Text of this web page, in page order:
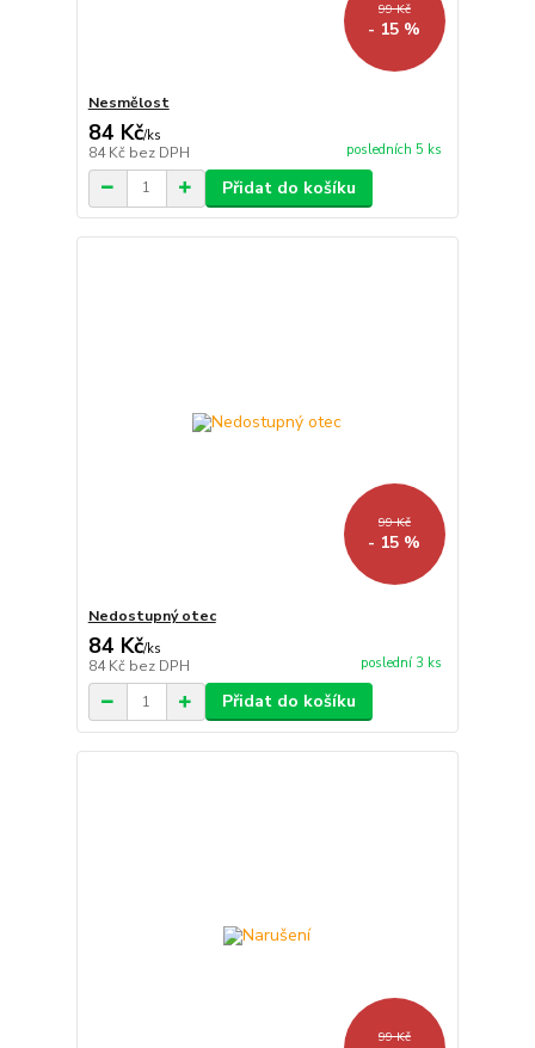
99 Kč
- 15 %
Nesmělost
84 Kč/ks
84 Kč bez DPH posledních 5 ks
Přidat do košíku
99 Kč
- 15 %
Nedostupný otec
84 Kč/ks
84 Kč bez DPH poslední 3 ks
Přidat do košíku
99 Kč